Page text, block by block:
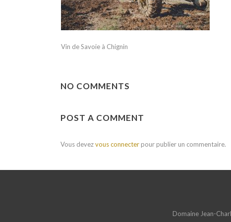
Vin de Savoie à Chignin
NO COMMENTS
POST A COMMENT
Vous devezvous connecter pour publier un commentaire.
Domaine Jean-